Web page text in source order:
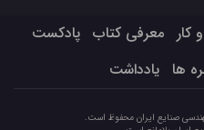
معرفی کتاب پادکست
ها یادداشت
صنایع ایران محفوظ است.